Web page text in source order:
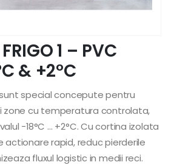
1 – PVC
& +2°C
sunt special concepute pentru
zone cu temperatura controlata,
-18°C … +2°C. Cu cortina izolata
actionare rapid, reduc pierderile
fluxul logistic in medii reci.